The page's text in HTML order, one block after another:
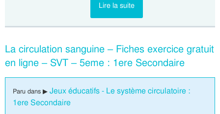
Lire la suite
La circulation sanguine – Fiches exercice gratuit
en ligne – SVT – 5eme : 1ere Secondaire
Paru dans ▶ Jeux éducatifs - Le système circulatoire :
1ere Secondaire